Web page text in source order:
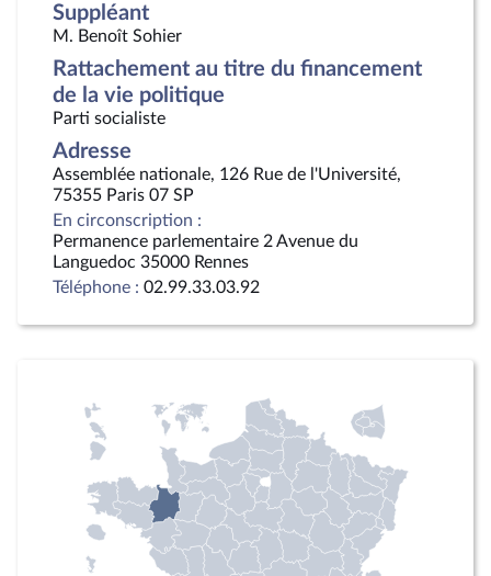
Suppléant
M. Benoît Sohier
Rattachement au titre du financement
de la vie politique
Parti socialiste
Adresse
Assemblée nationale, 126 Rue de l'Université,
75355 Paris 07 SP
En circonscription :
Permanence parlementaire 2 Avenue du
Languedoc 35000 Rennes
Téléphone : 02.99.33.03.92